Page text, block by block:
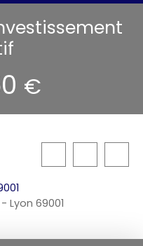
€
Lyon 69001